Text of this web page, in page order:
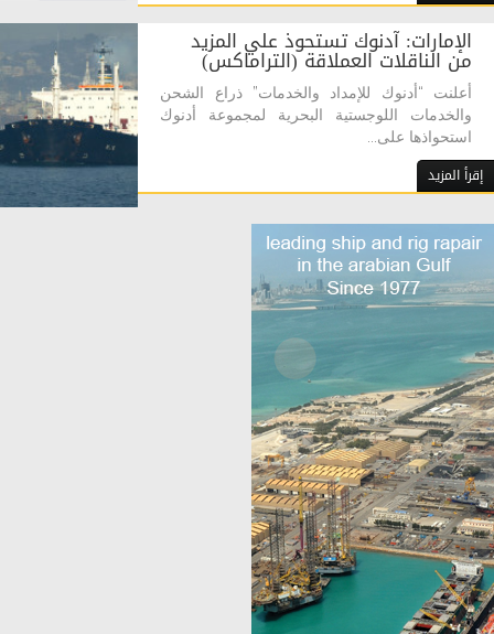
الإمارات: آدنوك تستحوذ علي المزيد
من الناقلات العملاقة (التراماكس)
أعلنت “أدنوك للإمداد والخدمات” ذراع الشحن
والخدمات اللوجستية البحرية لمجموعة أدنوك
استحواذها على...
إقرأ المزيد